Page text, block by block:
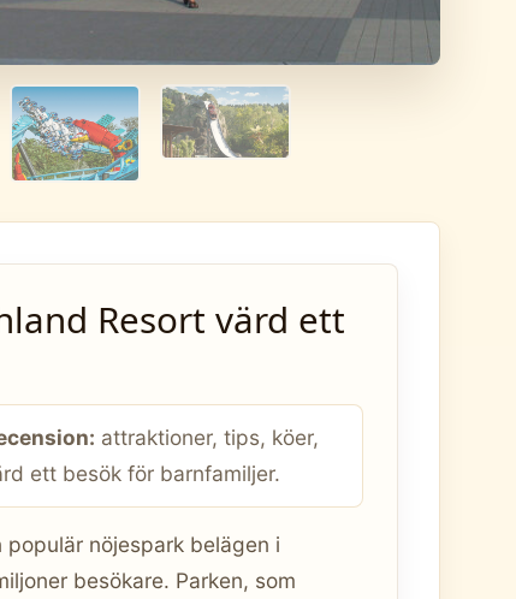
Resort värd ett
attraktioner, tips, köer,
ett besök för barnfamiljer.
populär nöjespark belägen i
besökare. Parken, som